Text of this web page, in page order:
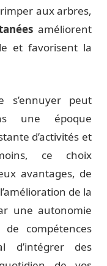
aux arbres,
améliorent
et favorisent la
s’ennuyer peut
une époque
d’activités et
ce choix
avantages, de
de la
une autonomie
compétences
d’intégrer des